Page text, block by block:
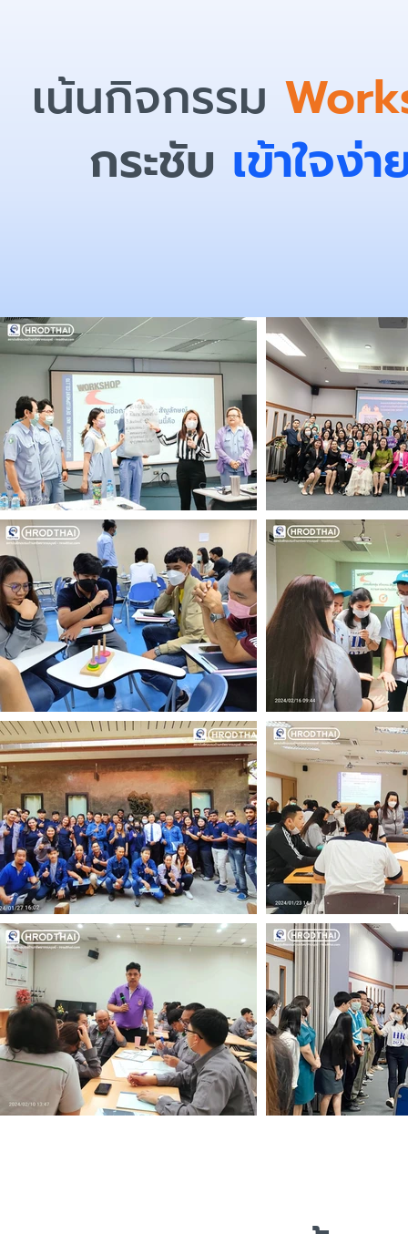
เน้นกิจกรรม
กระชับ เข้าใจง่า